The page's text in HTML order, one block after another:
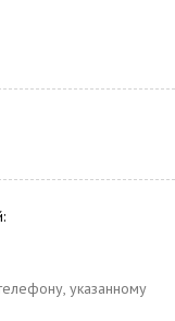
указанному